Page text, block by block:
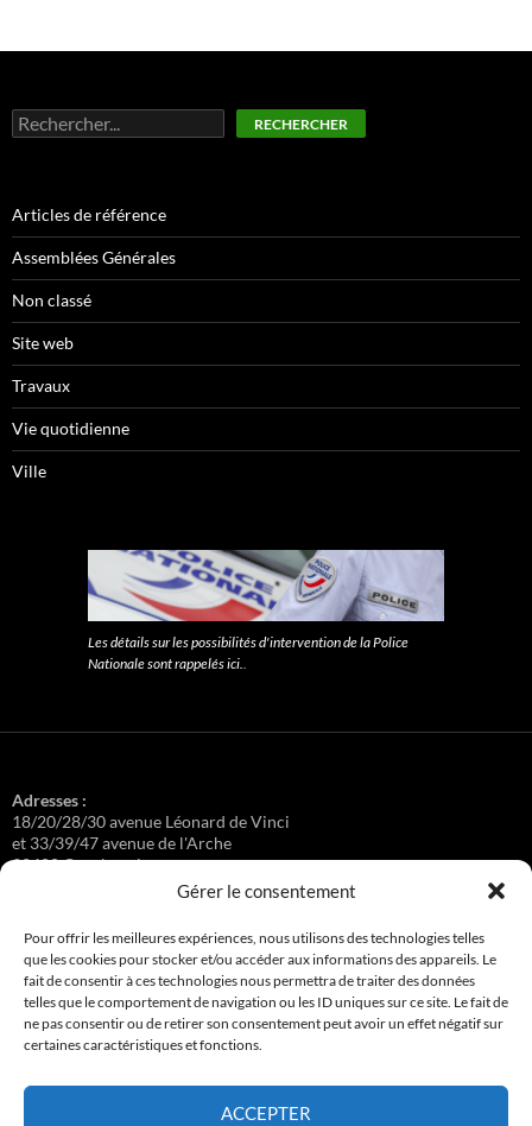
Gérer le consentement
Pour offrir les meilleures expériences, nous utilisons des technologies telles
que les cookies pour stocker et/ou accéder aux informations des appareils. Le
fait de consentir à ces technologies nous permettra de traiter des données
telles que le comportement de navigation ou les ID uniques sur ce site. Le fait de
ne pas consentir ou de retirer son consentement peut avoir un effet négatif sur
certaines caractéristiques et fonctions.
ACCEPTER
Rechercher RECHERCHER
Articles de référence
Assemblées Générales
Non classé
Site web
Travaux
Vie quotidienne
Ville
Les détails sur les possibilités d'intervention de la Police
Nationale sont rappelés ici..
Adresses :
18/20/28/30 avenue Léonard de Vinci
et 33/39/47 avenue de l'Arche
92400 Courbevoie
Régisseuse :
Loge au 39 Avenue de l'Arche.
Connexion